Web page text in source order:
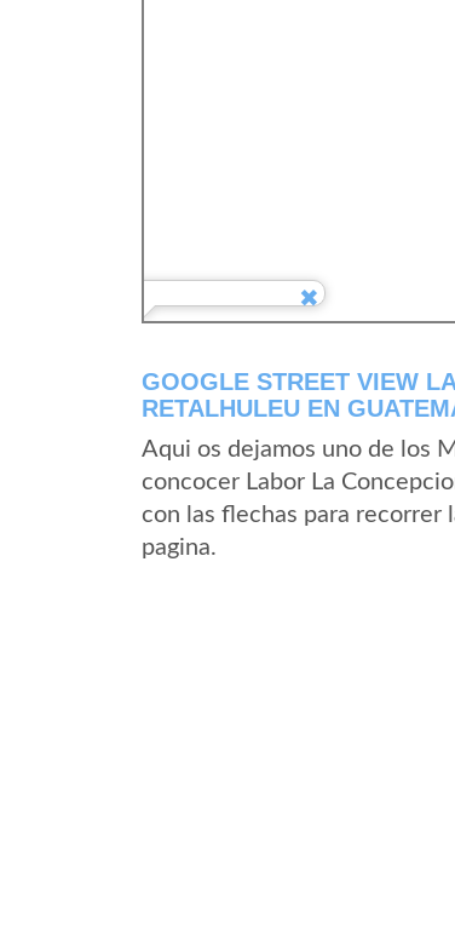
GOOGLE STREET VIEW
RETALHULEU EN
Aqui os dejamos uno de los
concocer Labor La
con las flechas para recorrer
pagina.